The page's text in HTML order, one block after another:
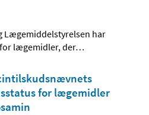
Lægemiddelstyrelsen har
lægemidler, der…
for lægemidler